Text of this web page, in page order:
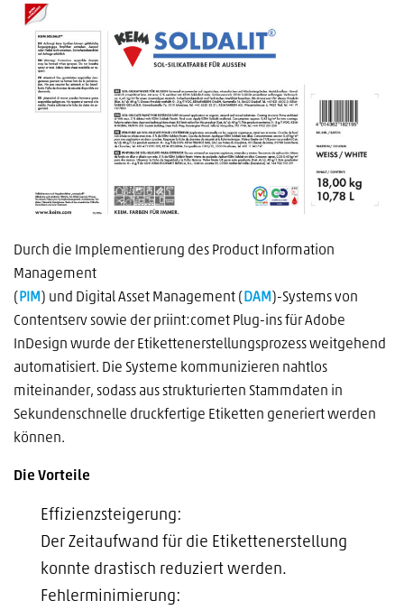
Durch die Implementierung des Product Information
Management
( PIM ) und Digital Asset Management ( DAM )-Systems von
Contentserv sowie der priint:comet Plug-ins für Adobe
InDesign wurde der Etikettenerstellungsprozess weitgehend
automatisiert. Die Systeme kommunizieren nahtlos
miteinander, sodass aus strukturierten Stammdaten in
Sekundenschnelle druckfertige Etiketten generiert werden
können.
Die Vorteile
Effizienzsteigerung:
Der Zeitaufwand für die Etikettenerstellung
konnte drastisch reduziert werden.
Fehlerminimierung: